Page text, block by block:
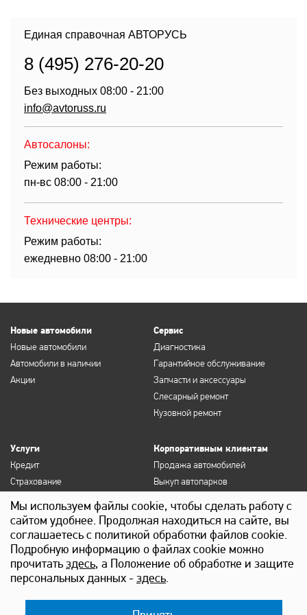
Единая справочная АВТОРУСЬ
8 (495) 276-20-20
Без выходных 08:00 - 21:00
info@avtoruss.ru
Автосалоны:
Режим работы:
пн-вс 08:00 - 21:00
Технические центры:
Режим работы:
ежедневно 08:00 - 21:00
Новые автомобили
Новые автомобили
Автомобили в наличии
Акции
Сервис
Диагностика
Гарантийное обслуживание
Запчасти и аксессуары
Слесарный ремонт
Кузовной ремонт
Услуги
Кредит
Страхование
Продление полисов ОСАГО и
КАСКО
Выкуп
Детейлинг
Корпоративным клиентам
Продажа автомобилей
Выкуп автопарков
Сервисное обслуживание
Лизинг
Мы используем файлы cookie, чтобы сделать работу с
сайтом удобнее. Продолжая находиться на сайте, вы
соглашаетесь с политикой обработки файлов cookie.
Подробную информацию о файлах cookie можно
прочитатьздесь, а Положение об обработке и защите
персональных данных - здесь.